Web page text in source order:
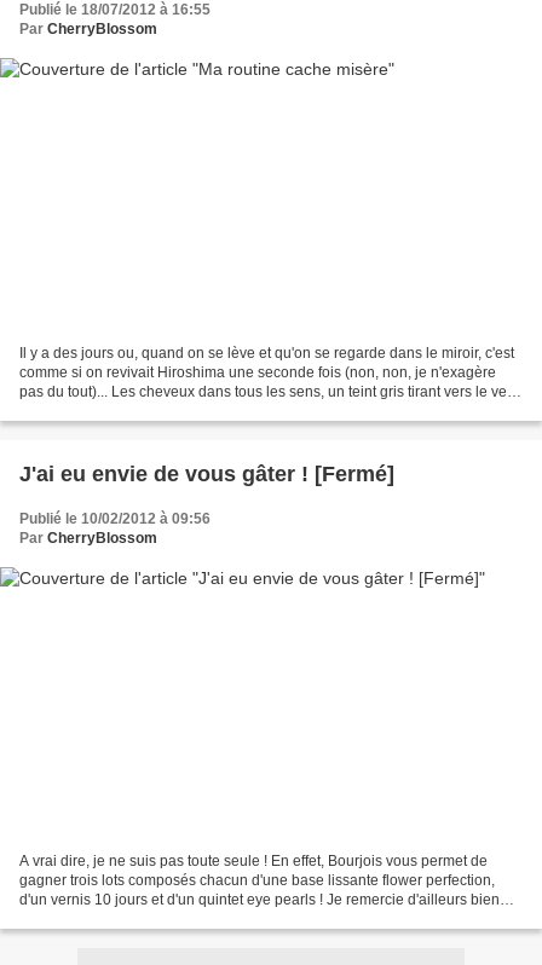
Publié le 18/07/2012 à 16:55
Par CherryBlossom
Il y a des jours ou, quand on se lève et qu'on se regarde dans le miroir, c'est
comme si on revivait Hiroshima une seconde fois (non, non, je n'exagère
pas du tout)... Les cheveux dans tous les sens, un teint gris tirant vers le vert
J'ai eu envie de vous gâter ! [Fermé]
Publié le 10/02/2012 à 09:56
Par CherryBlossom
A vrai dire, je ne suis pas toute seule ! En effet, Bourjois vous permet de
gagner trois lots composés chacun d'une base lissante flower perfection,
d'un vernis 10 jours et d'un quintet eye pearls ! Je remercie d'ailleurs bien